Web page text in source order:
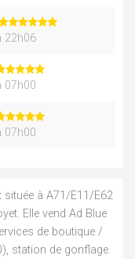
22h06
07h00
07h00
située à A71/E11/E62
Elle vend Ad Blue
de boutique /
station de gonflage.